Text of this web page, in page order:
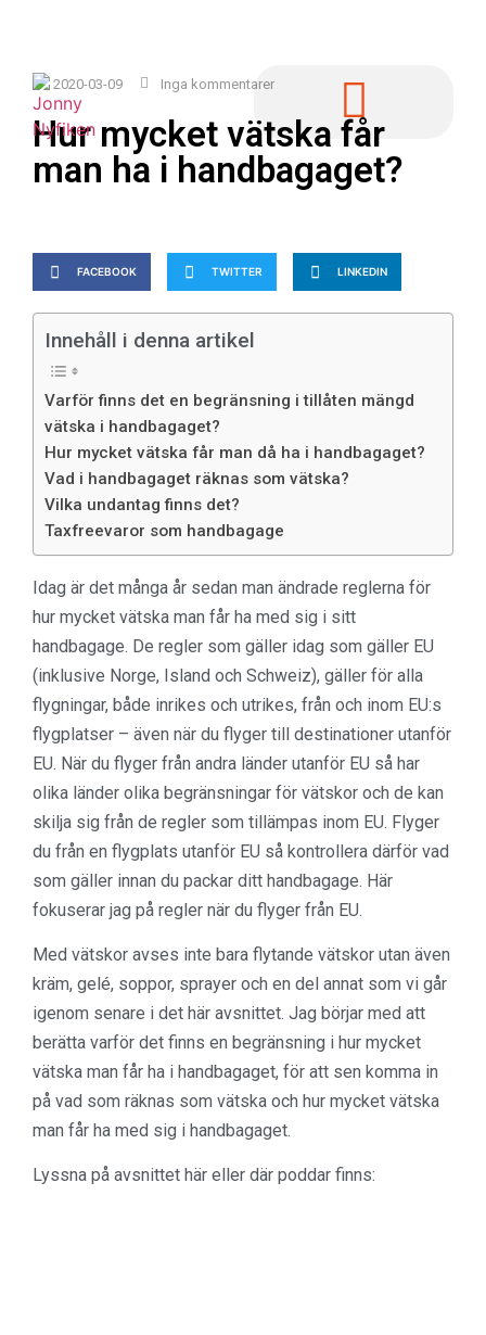
2020-03-09 Inga kommentarer
Hur mycket vätska får
man ha i handbagaget?
FACEBOOK TWITTER LINKEDIN
Innehåll i denna artikel
Varför finns det en begränsning i tillåten mängd
vätska i handbagaget?
Hur mycket vätska får man då ha i handbagaget?
Vad i handbagaget räknas som vätska?
Vilka undantag finns det?
Taxfreevaror som handbagage
Idag är det många år sedan man ändrade reglerna för
hur mycket vätska man får ha med sig i sitt
handbagage. De regler som gäller idag som gäller EU
(inklusive Norge, Island och Schweiz), gäller för alla
flygningar, både inrikes och utrikes, från och inom EU:s
flygplatser – även när du flyger till destinationer utanför
EU. När du flyger från andra länder utanför EU så har
olika länder olika begränsningar för vätskor och de kan
skilja sig från de regler som tillämpas inom EU. Flyger
du från en flygplats utanför EU så kontrollera därför vad
som gäller innan du packar ditt handbagage. Här
fokuserar jag på regler när du flyger från EU.
Med vätskor avses inte bara flytande vätskor utan även
kräm, gelé, soppor, sprayer och en del annat som vi går
igenom senare i det här avsnittet. Jag börjar med att
berätta varför det finns en begränsning i hur mycket
vätska man får ha i handbagaget, för att sen komma in
på vad som räknas som vätska och hur mycket vätska
man får ha med sig i handbagaget.
Lyssna på avsnittet här eller där poddar finns: